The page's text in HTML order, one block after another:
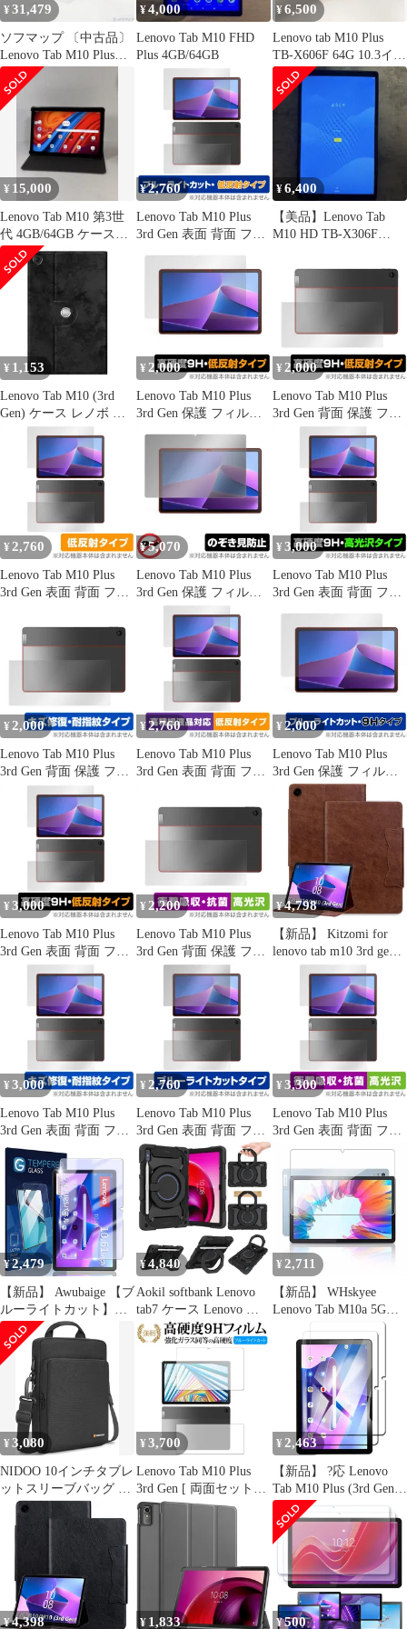
¥31,479
ソフマップ 〔中古品〕
Lenovo Tab M10 Plus
3rd Gen 64GB ストーム
グレー ZAAN0121JP
SIMフリー【349】
¥4,000
Lenovo Tab M10 FHD
Plus 4GB/64GB
¥6,500
Lenovo tab M10 Plus
TB-X606F 64G 10.3イン
チ
¥ 15,000
Lenovo Tab M10 第3世
代 4GB/64GB ケース付
美品
¥2,760
Lenovo Tab M10 Plus
3rd Gen 表面 背面 フィ
Protector 低反射 for
LenovoTab M10 Plus
Gen3 セット ブルーラ
イトカット
¥6,400
【美品】Lenovo Tab
M10 HD TB-X306F
¥ 1,153
Lenovo Tab M10 (3rd
Gen) ケース レノボ タ
ブレット
¥ 2,000
Lenovo Tab M10 Plus
3rd Gen 保護 フィルム
OverLay 9H Plus for
LenovoTab M10 Plus
Gen3 9H 高硬度 反射防
止 アンチグレア
¥ 2,000
Lenovo Tab M10 Plus
3rd Gen 背面 保護 フィ
ルム OverLay 9H Plus
for LenovoTab M10 Plus
Gen3 9H高硬度 さらさ
ら手触り反射防止
¥ 2,760
Lenovo Tab M10 Plus
3rd Gen 表面 背面 フィ
LenovoTab M10 Plus
Gen3 表面・背面セット
アンチグレア 反射防止
¥5,070
Lenovo Tab M10 Plus
3rd Gen 保護 フィルム
OverLay Secret for
LenovoTab M10 Plus
Gen3 液晶保護 プライ
バシーフィルター 覗き
見防止
¥ 3,000
Lenovo Tab M10 Plus
3rd Gen 表面 背面 フィ
Brilliant for LenovoTab
M10 Plus Gen3 表面・背
面セット 高硬度 高光沢
¥ 2,000
Lenovo Tab M10 Plus
3rd Gen 背面 保護 フィ
ルム OverLay Magic for
LenovoTab M10 Plus
Gen3 本体保護フィルム
傷修復 指紋防止
¥2,760
Lenovo Tab M10 Plus
3rd Gen 表面 背面 フィ
for LenovoTab M10 Plus
Gen3 両面セット 高精
細対応 アンチグレア
¥ 2,000
Lenovo Tab M10 Plus
3rd Gen 保護 フィルム
OverLay Eye Protector
9H for LenovoTab M10
Plus Gen3 液晶保護 高
硬度 ブルーライトカッ
¥ 3,000
Lenovo Tab M10 Plus
3rd Gen 表面 背面 フィ
ルム OverLay 9H Plus
for LenovoTab M10 Plus
Gen3 表面・背面セット
9H 高硬度 反射防止
¥ 2,200
Lenovo Tab M10 Plus
3rd Gen 背面 保護 フィ
ルム OverLay Absorber
高光沢 for LenovoTab
M10 Plus Gen3 衝撃吸収
高光沢 抗菌
¥4,798
【新品】 Kitzomi for
lenovo tab m10 3rd gen
ケース(TB-328FU
328XU) Lenovo Tab M10
Plus (3rd Gen) ケース レ
ノボタブレットM10 3rd
Gen ケース Lenovo Tab
¥ 3,000
Lenovo Tab M10 Plus
3rd Gen 表面 背面 フィ
ルム OverLay Magic for
LenovoTab M10 Plus
Gen3 表面・背面セット
傷修復 耐指紋 指紋防止
¥ 2,760
Lenovo Tab M10 Plus
3rd Gen 表面 背面 フィ
ルム OverLay Eye
Protector for LenovoTab
M10 Plus Gen3 表面・背
面 ブルーライトカット
¥ 3,300
Lenovo Tab M10 Plus
3rd Gen 表面 背面 フィ
ルム OverLay Absorber
M10 Plus Gen3 表面・背
面セット 衝撃吸収
¥2,479
【新品】 Awubaige 【ブ
ルーライトカット】
Lenovo Tab7 / Lenovo
Tab M10 5G 用の ガラ
スフィルム ブルーライ
ト 10.61インチ Lenovo
Tab M10 Plus (3rd Gen)
液晶保護 フィルム 強化
ガラ 0
¥4,840
Aokil softbank Lenovo
tab7 ケース Lenovo レ
ノボ Tab7 10.6インチ
カバー 2023年発売
(SoftBank A301LV)用 リ
ング付き カバー 耐汚防
汚 落下防止 防塵保護
多層構造 耐衝撃 ハンド
ル付き 360
¥ 2,711
【新品】 WHskyee
Lenovo Tab M10a 5G
LET02 / M10 Plus (3rd
Gen) 用 ガラスフィルム
強化ガラス 10.6インチ
保護フィルム【日本製
素材旭硝子製】 指紋・
汚れ防止 気泡ゼロ 高い
透過率 硬度9H 貼り付
け簡
¥3,080
NIDOO 10インチタブレ
ットスリーブバッグ 11
インチ iPad Pro M4 /11
インチ Air M2 /10.9イン
チiPad Air/10.5インチ
Surface Go 3/Tab M10
Plus (ブラック, 10-11イ
ンチ)
¥ 3,700
Lenovo Tab M10 Plus
3rd Gen [ 両面セット用
2枚セット ] 保護 フィ
ルム 強化ガラス と 同
沢タイプ 改訂版
¥ 2,463
【新品】 ?応 Lenovo
Tab M10 Plus (3rd Gen)
用のガラスフィルム
Lenovo Tab M10 Plus
3rd Gen TB-125F/TB-
128F 用のフィルム 9H
強化 反射防止 飛散防止
指紋防止 気泡防止 撥水
撥油 耐
¥4,398 ¥ 1,833 ¥ 500